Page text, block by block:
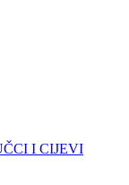
I CIJEVI